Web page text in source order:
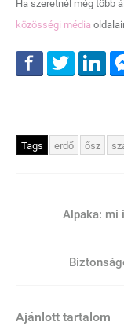
Ha szeretnél még több
közösségi média
Tags erdő ősz
Alpaka: mi
Ajánlott tartalom